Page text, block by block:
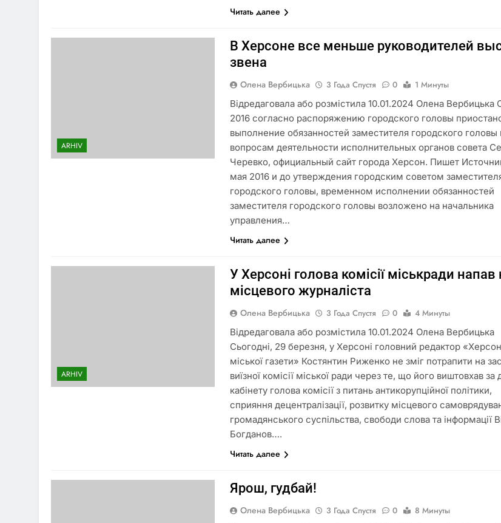
Читать далее
ARHIV
В Херсоне все меньше руководителей
звена
Олена Вербицька 3 Года Спустя 0
1 Минуты
Відредаговала або розмістила 10.01.2024 Олена Вербицька
2016 согласно распоряжению городского головы
выполнение обязанностей заместителя городского головы
вопросам деятельности исполнительных органов совета
Черевко, официальный сайт города Херсон. Пишет
мая 2016 и до утверждения городским советом
городского головы, временном исполнении обязанностей
заместителя городского головы возложено на начальника
управления…
Читать далее
ARHIV
У Херсоні голова комісії міськради напав
місцевого журналіста
Олена Вербицька 3 Года Спустя 0
4 Минуты
Відредаговала або розмістила 10.01.2024 Олена Вербицька
Сьогодні, 29 березня, у Херсоні головний редактор
міської газети» Костянтин Риженко не зміг потрапити на
виїзної комісії міської ради через те, що його виштовхав за
кабінету голова комісії з питань антикорупційної політики,
сприяння децентралізації, розвитку місцевого
громадянського суспільства, свободи слова та інформації
Богданов….
Читать далее
Ярош, гудбай!
Олена Вербицька 3 Года Спустя 0
8 Минуты